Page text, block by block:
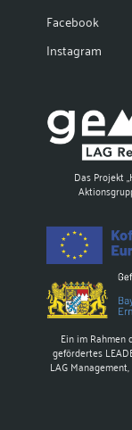
Facebook
Instagram
Das Projekt
Ein im Rahmen
gefördertes
LAG